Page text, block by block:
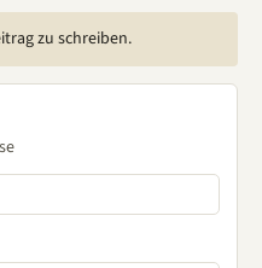
zu schreiben.